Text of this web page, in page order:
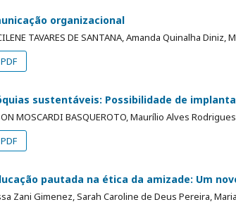
organizacional
TAVARES DE SANTANA, Amanda Quinalha
PDF
sustentáveis: Possibilidade de
MOSCARDI BASQUEROTO, Maurílio Alves Rodrigues
PDF
pautada na ética da amizade: Um
Zani Gimenez, Sarah Caroline de Deus Pereira,